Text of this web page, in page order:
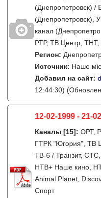
(Днепропетровск) /
(Днепропетровск),
канал
РТР, ТВ Центр,
Регион:
Источник: Наше
Добавил на сайт:
12:44:30)
12-02-1999 - 21-
Каналы [15]: ОРТ,
ГТРК "Югория", ТВ
ТВ-6 / Транзит,
НТВ+ Наше кино,
Animal Planet,
Спорт